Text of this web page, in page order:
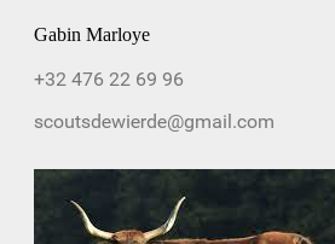
Gabin Marloye